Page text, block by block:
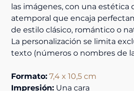
las imágenes, con una estética
atemporal que encaja
de estilo clásico, romántico o
La personalización se limita
texto (números o nombres de
Formato: 7,4 x 10,5 cm
Impresión: Una cara